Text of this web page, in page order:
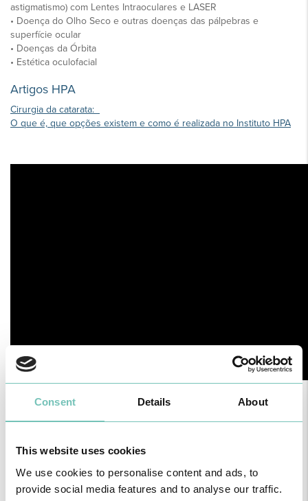
Consent Details About
This website uses cookies
We use cookies to personalise content and ads, to
provide social media features and to analyse our traffic.
astigmatismo) com Lentes Intraoculares e LASER
• Doença do Olho Seco e outras doenças das pálpebras e
superfície ocular
• Doenças da Órbita
• Estética oculofacial
Artigos HPA
Cirurgia da catarata:
O que é, que opções existem e como é realizada no Instituto HPA
Healthy News